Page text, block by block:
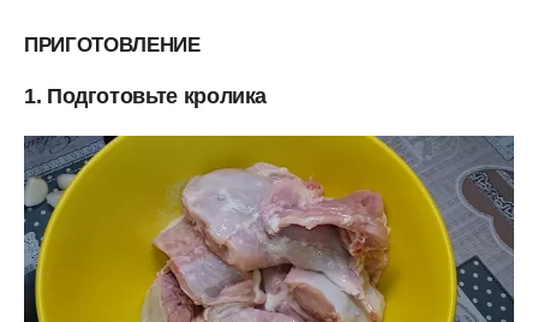
ПРИГОТОВЛЕНИЕ
1. Подготовьте кролика